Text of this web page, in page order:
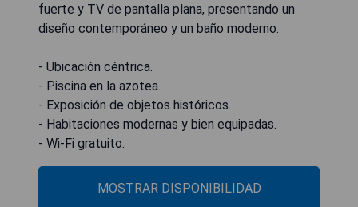
fuerte y TV de pantalla plana, presentando un
diseño contemporáneo y un baño moderno.
- Ubicación céntrica.
- Piscina en la azotea.
- Exposición de objetos históricos.
- Habitaciones modernas y bien equipadas.
- Wi-Fi gratuito.
MOSTRAR DISPONIBILIDAD